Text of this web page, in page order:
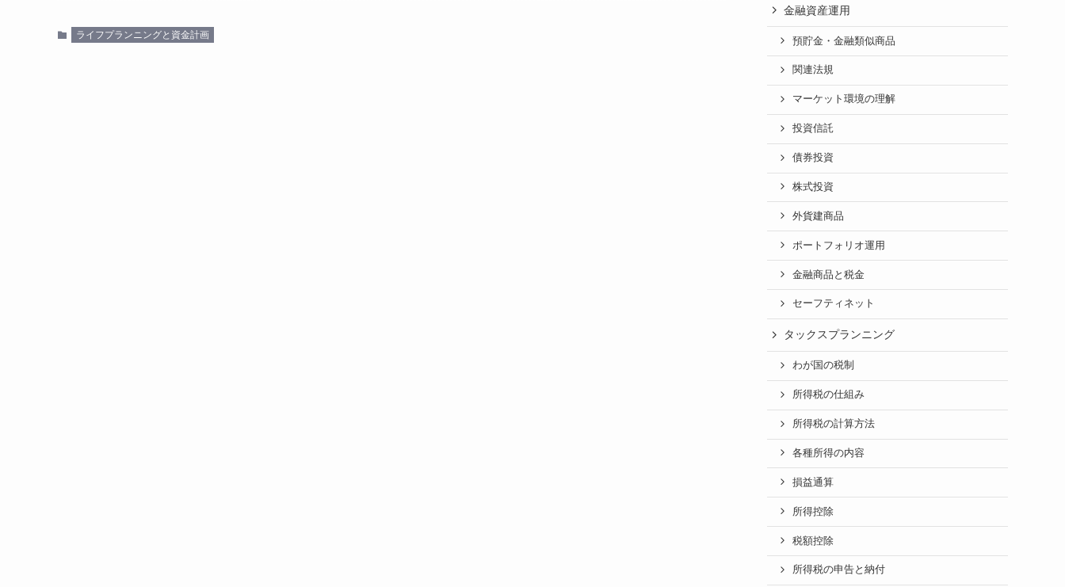
ライフプランニングと資金計画
金融資産運用
預貯金・金融類似商品
関連法規
マーケット環境の理解
投資信託
債券投資
株式投資
外貨建商品
ポートフォリオ運用
金融商品と税金
セーフティネット
タックスプランニング
わが国の税制
所得税の仕組み
所得税の計算方法
各種所得の内容
損益通算
所得控除
税額控除
所得税の申告と納付